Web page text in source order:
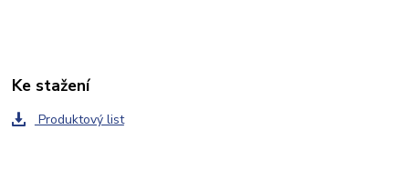
Ke stažení
Produktový list